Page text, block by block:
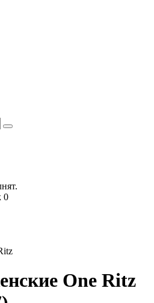
0
One Ritz